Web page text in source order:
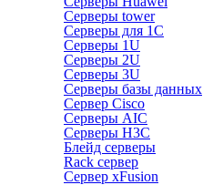
Серверы tower
Серверы для 1C
Серверы 1U
Серверы 2U
Серверы 3U
Серверы базы данных
Сервер Cisco
Серверы AIC
Серверы H3C
Блейд серверы
Rack сервер
Сервер xFusion